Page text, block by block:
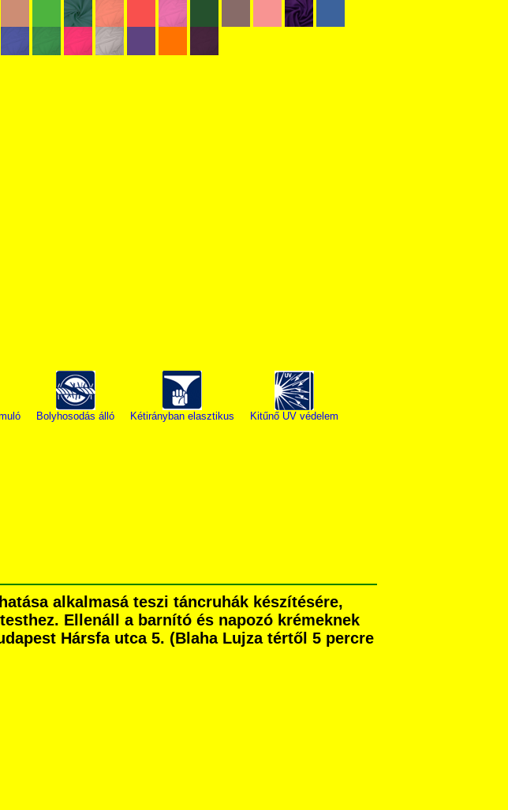
Bolyhosodás álló Kétirányban elasztikus Kitűnő UV védelem
alkalmasá teszi táncruhák készítésére,
Ellenáll a barnító és napozó krémeknek
Hársfa utca 5. (Blaha Lujza tértől 5 percre